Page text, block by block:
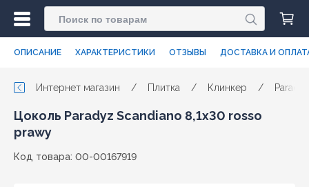
ОПИСАНИЕ ХАРАКТЕРИСТИКИ ОТЗЫВЫ ДОСТАВКА И
Интернет магазин / Плитка / Клинкер /
Цоколь Paradyz Scandiano 8,1x30 rosso
prawy
Код товара: 00-00167919